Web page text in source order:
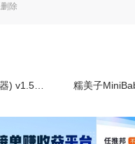
除
色单文件版 糯美子MiniBabe是